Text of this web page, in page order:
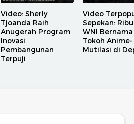
Video: Sherly
Tjoanda Raih
Anugerah Program
Inovasi
Pembangunan
Terpuji
Video
Sepekan:
WNI Bernama
Tokoh Anime-
Mutilasi di